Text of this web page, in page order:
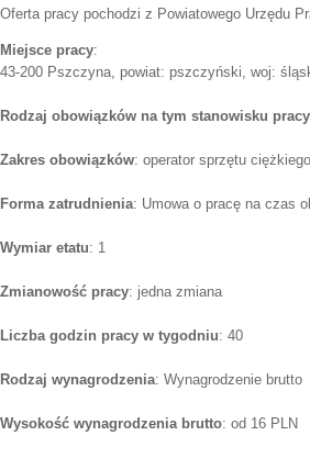
Oferta pracy pochodzi z Powiatowego Urzędu
Miejsce pracy:
43-200 Pszczyna, powiat: pszczyński, woj:
Rodzaj obowiązków na tym stanowisku pracy
Zakres obowiązków: operator sprzętu
Forma zatrudnienia: Umowa o pracę na czas
Wymiar etatu: 1
Zmianowość pracy: jedna zmiana
Liczba godzin pracy w tygodniu: 40
Rodzaj wynagrodzenia: Wynagrodzenie brutto
Wysokość wynagrodzenia brutto: od 16 PLN